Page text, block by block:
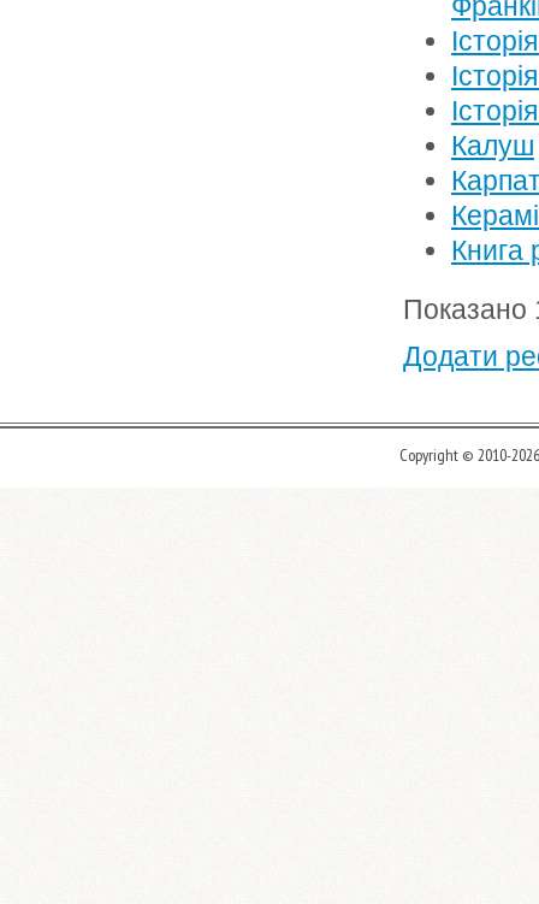
Калуш
Книга
Показано
Додати
Copyright © 2010-